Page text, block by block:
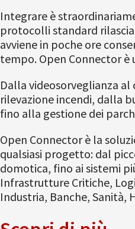
Integrare è
protocolli standard
avviene in poche ore
tempo. Open Connector è
Dalla videosorveglianza
rilevazione incendi, dalla
fino alla gestione dei
Open Connector è la
qualsiasi progetto: dal
domotica, fino ai sistemi
Infrastrutture Critiche,
Industria, Banche, Sanità,